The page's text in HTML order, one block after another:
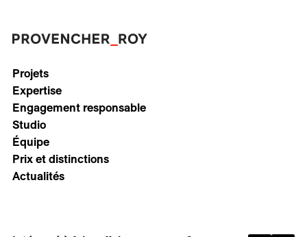
Projets
Expertise
Engagement responsable
Studio
Équipe
Prix et distinctions
Actualités